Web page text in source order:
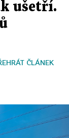
ušetří.
ČLÁNEK